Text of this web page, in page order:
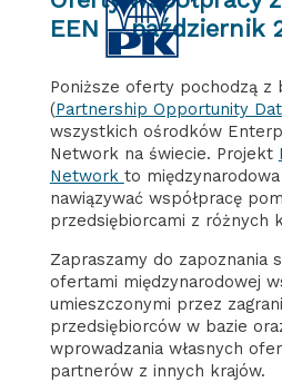
EEN – październik
Poniższe oferty pochodzą z
(Partnership Opportunity
wszystkich ośrodków
Network na świecie. Projekt
Network to
nawiązywać współpracę
przedsiębiorcami z różnych
Zapraszamy do zapoznania
ofertami międzynarodowej
umieszczonymi przez
przedsiębiorców w bazie
wprowadzania własnych
partnerów z innych krajów.